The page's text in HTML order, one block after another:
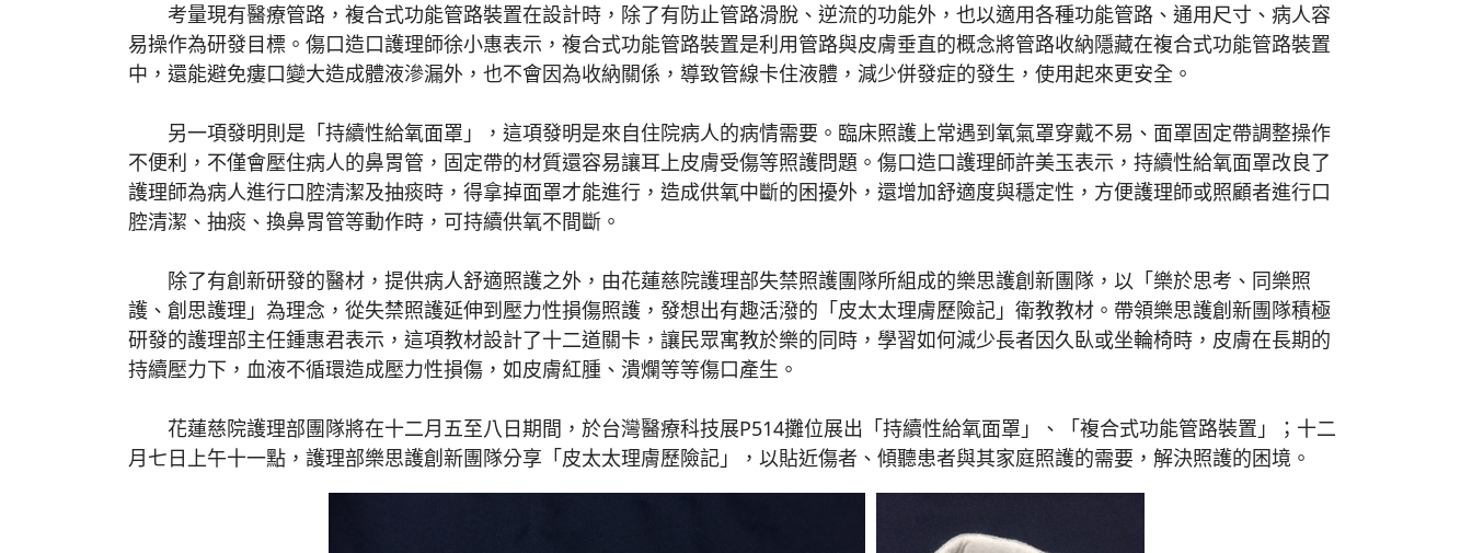
考量現有醫療管路，複合式功能管路裝置在設計時，除了有防止管路滑脫、逆流的功能外，也以適用各種功能管路、通用尺寸、病人容
易操作為研發目標。傷口造口護理師徐小惠表示，複合式功能管路裝置是利用管路與皮膚垂直的概念將管路收納隱藏在複合式功能管路裝置
中，還能避免瘻口變大造成體液滲漏外，也不會因為收納關係，導致管線卡住液體，減少併發症的發生，使用起來更安全。
另一項發明則是「持續性給氧面罩」，這項發明是來自住院病人的病情需要。臨床照護上常遇到氧氣罩穿戴不易、面罩固定帶調整操作
不便利，不僅會壓住病人的鼻胃管，固定帶的材質還容易讓耳上皮膚受傷等照護問題。傷口造口護理師許美玉表示，持續性給氧面罩改良了
護理師為病人進行口腔清潔及抽痰時，得拿掉面罩才能進行，造成供氧中斷的困擾外，還增加舒適度與穩定性，方便護理師或照顧者進行口
腔清潔、抽痰、換鼻胃管等動作時，可持續供氧不間斷。
除了有創新研發的醫材，提供病人舒適照護之外，由花蓮慈院護理部失禁照護團隊所組成的樂思護創新團隊，以「樂於思考、同樂照
護、創思護理」為理念，從失禁照護延伸到壓力性損傷照護，發想出有趣活潑的「皮太太理膚歷險記」衛教教材。帶領樂思護創新團隊積極
研發的護理部主任鍾惠君表示，這項教材設計了十二道關卡，讓民眾寓教於樂的同時，學習如何減少長者因久臥或坐輪椅時，皮膚在長期的
持續壓力下，血液不循環造成壓力性損傷，如皮膚紅腫、潰爛等等傷口產生。
花蓮慈院護理部團隊將在十二月五至八日期間，於台灣醫療科技展P514攤位展出「持續性給氧面罩」、「複合式功能管路裝置」；十二
月七日上午十一點，護理部樂思護創新團隊分享「皮太太理膚歷險記」，以貼近傷者、傾聽患者與其家庭照護的需要，解決照護的困境。